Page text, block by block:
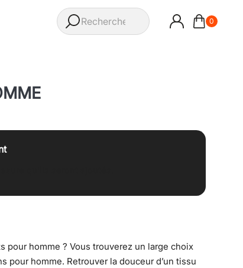
0
homme ? Vous trouverez un large choix
pour homme. Retrouver la douceur d’un tissu